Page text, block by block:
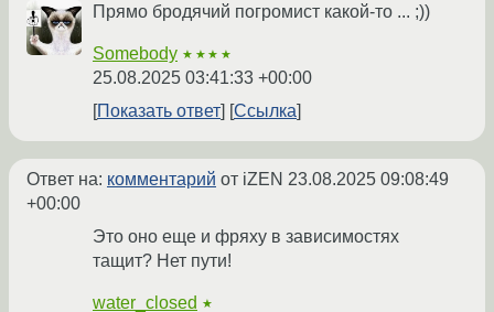
Прямо бродячий погромист какой-то ... ;))
Somebody ★★★★
25.08.2025 03:41:33 +00:00
Показать ответ
Ссылка
Ответ на: комментарий от iZEN 23.08.2025 09:08:49
+00:00
Это оно еще и фряху в зависимостях
тащит? Нет пути!
water_closed ★